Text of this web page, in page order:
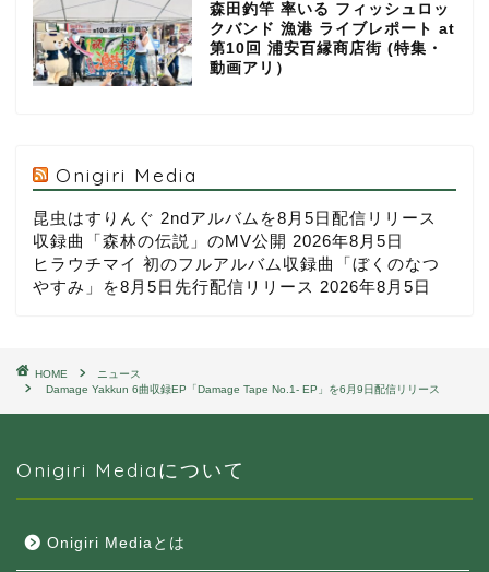
森田釣竿 率いる フィッシュロッ
クバンド 漁港 ライブレポート at
第10回 浦安百縁商店街 (特集・
動画アリ）
Onigiri Media
昆虫はすりんぐ 2ndアルバムを8月5日配信リリース
収録曲「森林の伝説」のMV公開 2026年8月5日
ヒラウチマイ 初のフルアルバム収録曲「ぼくのなつ
やすみ」を8月5日先行配信リリース 2026年8月5日
HOME
ニュース
Damage Yakkun 6曲収録EP「Damage Tape No.1- EP」を6月9日配信リリース
Onigiri Mediaについて
Onigiri Mediaとは